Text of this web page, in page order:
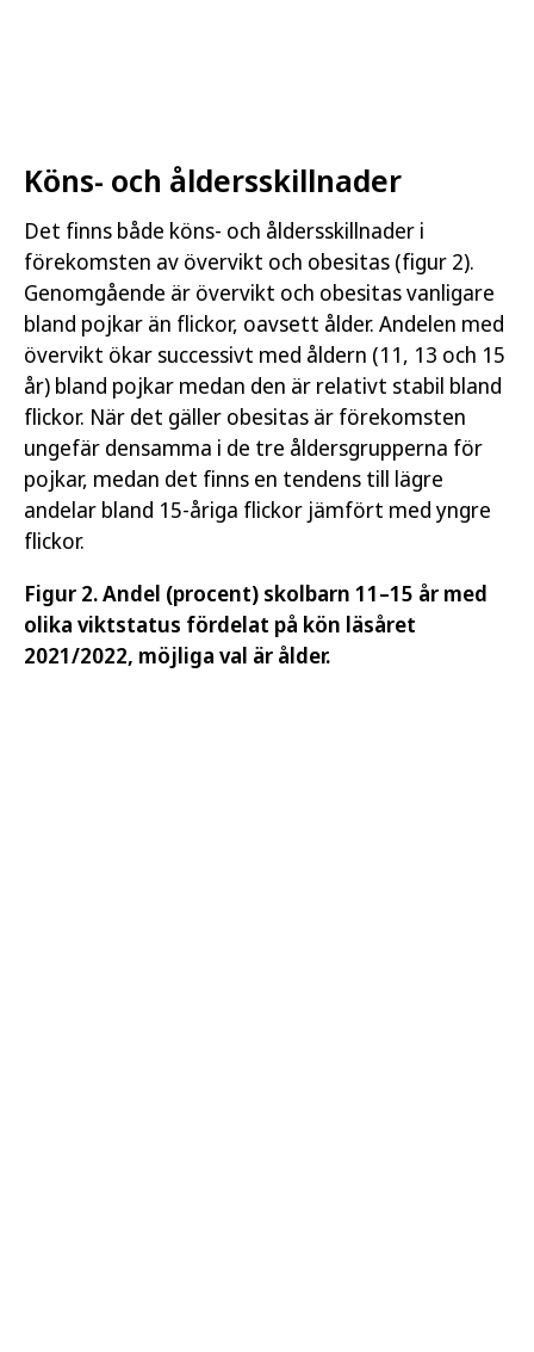
Köns- och åldersskillnader
Det finns både köns- och åldersskillnader i
förekomsten av övervikt och obesitas (figur 2).
Genomgående är övervikt och obesitas vanligare
bland pojkar än flickor, oavsett ålder. Andelen med
övervikt ökar successivt med åldern (11, 13 och 15
år) bland pojkar medan den är relativt stabil bland
flickor. När det gäller obesitas är förekomsten
ungefär densamma i de tre åldersgrupperna för
pojkar, medan det finns en tendens till lägre
andelar bland 15-åriga flickor jämfört med yngre
flickor.
Figur 2. Andel (procent) skolbarn 11–15 år med
olika viktstatus fördelat på kön läsåret
2021/2022, möjliga val är ålder.